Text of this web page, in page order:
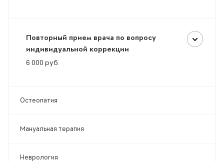
Повторный прием врача по вопросу
индивидуальной коррекции
6 000 руб.
Остеопатия
Мануальная терапия
Неврология